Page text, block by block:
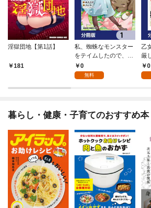
淫獄団地【第1話】
181
私、蜘蛛なモンスター
をテイムしたので、ス
パイダーシルクで裁縫
を頑張ります！【分冊
0
無料
乙
厳
国0
暮らし・健康・子育てのおすすめ本